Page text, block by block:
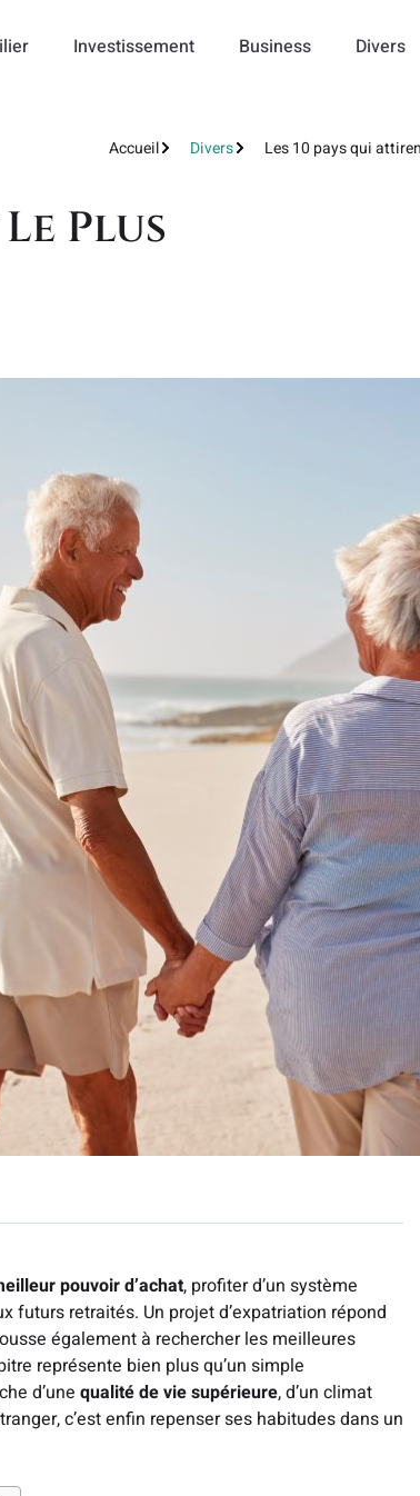
Investissement Business Divers
Accueil Divers Les 10 pays qui
Plus
pouvoir d’achat, profiter d’un système
retraités. Un projet d’expatriation répond
également à rechercher les meilleures
représente bien plus qu’un simple
d’une qualité de vie supérieure, d’un climat
c’est enfin repenser ses habitudes dans un